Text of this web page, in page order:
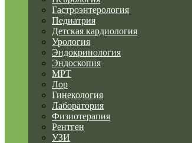
Гастроэнтерология
Педиатрия
Детская кардиология
Урология
Эндокринология
Эндоскопия
МРТ
Лор
Гинекология
Лаборатория
Физиотерапия
Рентген
УЗИ